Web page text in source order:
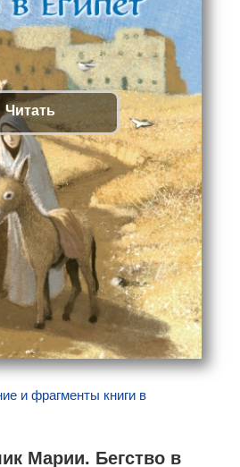
Читать
и фрагменты книги в
Марии. Бегство в